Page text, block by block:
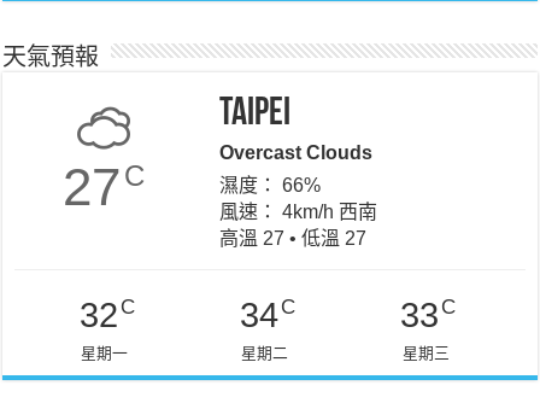
天氣預報
27C
Taipei
Overcast Clouds
濕度： 66%
風速： 4km/h 西南
高溫 27 • 低溫 27
32 C
星期一
34C
星期二
33 C
星期三